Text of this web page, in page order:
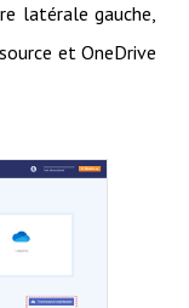
latérale gauche,
et OneDrive